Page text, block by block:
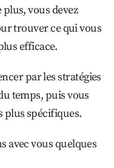
vous devez
trouver ce qui vous
efficace.
par les stratégies
temps, puis vous
plus spécifiques.
avec vous quelques